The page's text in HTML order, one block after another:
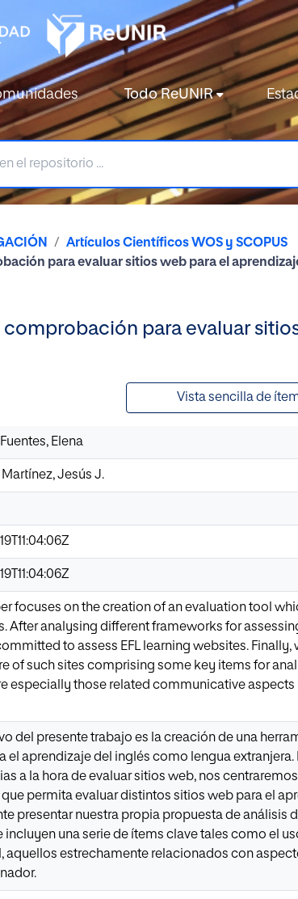
Todo ReUNIR
Artículos Científicos WOS y SCOPUS
para evaluar sitios web para el
comprobación para evaluar
Vista sencilla de
Elena
Jesús J.
focuses on the creation of an evaluation tool
After analysing different frameworks for
to assess EFL learning websites.
of such sites comprising some key items for
especially those related communicative
del presente trabajo es la creación de una
el aprendizaje del inglés como lengua
a la hora de evaluar sitios web, nos
permita evaluar distintos sitios web para el
presentar nuestra propia propuesta de análisis
incluyen una serie de ítems clave tales como el
aquellos estrechamente relacionados con